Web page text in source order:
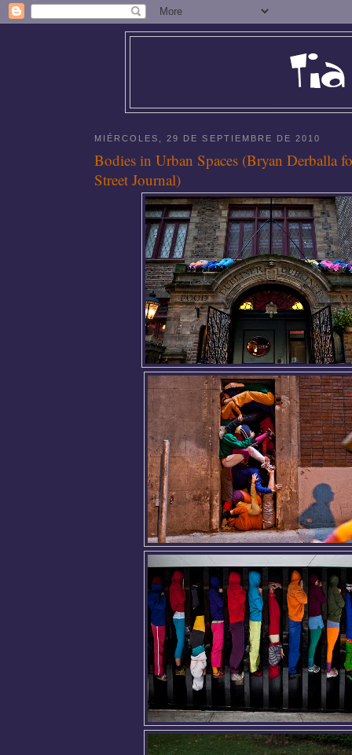
MIÉRCOLES, 29 DE SEPTIEMBRE DE 2010
Bodies in Urban Spaces (Bryan Derballa
Street Journal)